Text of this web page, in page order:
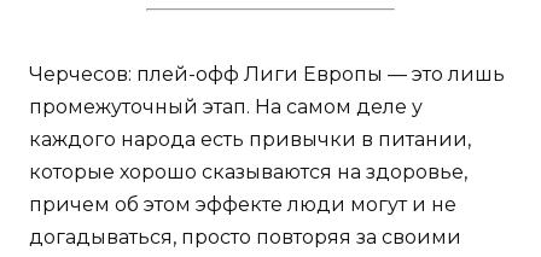
Черчесов: плей-офф Лиги Европы — это лишь
промежуточный этап. На самом деле у
каждого народа есть привычки в питании,
которые хорошо сказываются на здоровье,
причем об этом эффекте люди могут и не
догадываться, просто повторяя за своими